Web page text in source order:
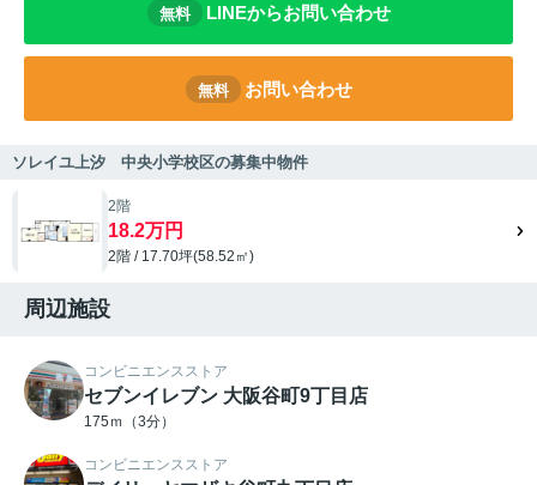
無料 LINEからお問い合わせ
無料 お問い合わせ
ソレイユ上汐 中央小学校区の募集中物件
2階
18.2万円
2階 / 17.70坪(58.52㎡)
周辺施設
コンビニエンスストア
セブンイレブン 大阪谷町9丁目店
175ｍ（3分）
コンビニエンスストア